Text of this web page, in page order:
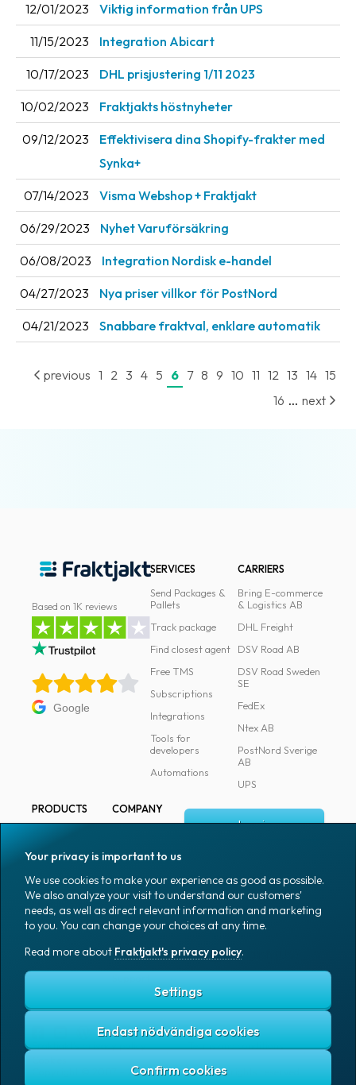
12/01/2023 Viktig information från UPS
11/15/2023 Integration Abicart
10/17/2023 DHL prisjustering 1/11 2023
10/02/2023 Fraktjakts höstnyheter
09/12/2023
Effektivisera dina Shopify-frakter med
Synka+
07/14/2023 Visma Webshop + Fraktjakt
06/29/2023 Nyhet Varuförsäkring
06/08/2023 Integration Nordisk e-handel
04/27/2023 Nya priser villkor för PostNord
04/21/2023 Snabbare fraktval, enklare automatik
previous 1 2 3 4 5 6 7 8 9 10 11 12 13 14 15
16 ... next
Based on 1K reviews
Google
SERVICES
Send Packages &
Pallets
Track package
Find closest agent
Free TMS
Subscriptions
Integrations
Tools for
developers
Automations
CARRIERS
Bring E-commerce
& Logistics AB
DHL Freight
DSV Road AB
DSV Road Sweden
SE
FedEx
Ntex AB
PostNord Sverige
AB
UPS
PRODUCTS
Marking
Packaging
Packaging
accessories
Office goods
COMPANY
Media
Coworkers
Job & career
News archive
Blog
Log in
Sign up
English (US)
Fraktjakt's privacy policy
Terms and conditions
Copyright © 2007 – 2026 Fraktjakt AB. All rights reserved.
Your privacy is important to us
We use cookies to make your experience as good as possible.
We also analyze your visit to understand our customers'
needs, as well as direct relevant information and marketing
to you. You can change your choices at any time.
Read more about Fraktjakt's privacy policy.
Settings
Endast nödvändiga cookies